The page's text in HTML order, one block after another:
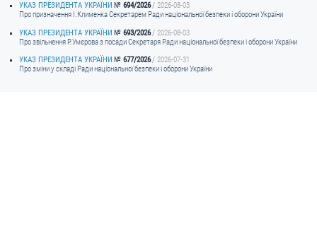
УКАЗ ПРЕЗИДЕНТА УКРАЇНИ
694/2026
2026-08-03
Про призначення I.Клименка Секретарем Ради національної безпеки і оборони України
УКАЗ ПРЕЗИДЕНТА УКРАЇНИ
693/2026
2026-08-03
Про звільнення Р.Умєрова з посади Секретаря Ради національної безпеки і оборони України
УКАЗ ПРЕЗИДЕНТА УКРАЇНИ
677/2026
2026-07-31
Про зміни у складі Ради національної безпеки і оборони України